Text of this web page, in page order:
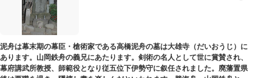
泥舟は幕末期の幕臣・槍術家である高橋泥舟の墓は大雄寺（だいおうじ）に
あります。山岡鉄舟の義兄にあたります。剣術の名人として世に賞賛され、
幕府講武所教授、師範役となり従五位下伊勢守に叙任されました。廃藩置県